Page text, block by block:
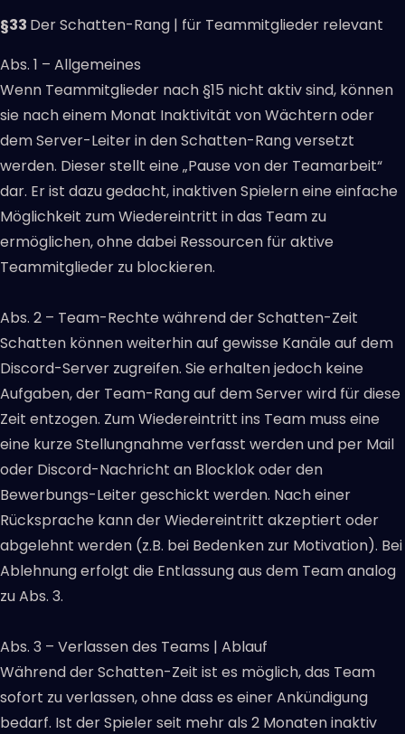
§33 Der Schatten-Rang | für Teammitglieder relevant
Abs. 1 – Allgemeines
Wenn Teammitglieder nach §15 nicht aktiv sind, können
sie nach einem Monat Inaktivität von Wächtern oder
dem Server-Leiter in den Schatten-Rang versetzt
werden. Dieser stellt eine „Pause von der Teamarbeit“
dar. Er ist dazu gedacht, inaktiven Spielern eine einfache
Möglichkeit zum Wiedereintritt in das Team zu
ermöglichen, ohne dabei Ressourcen für aktive
Teammitglieder zu blockieren.
Abs. 2 – Team-Rechte während der Schatten-Zeit
Schatten können weiterhin auf gewisse Kanäle auf dem
Discord-Server zugreifen. Sie erhalten jedoch keine
Aufgaben, der Team-Rang auf dem Server wird für diese
Zeit entzogen. Zum Wiedereintritt ins Team muss eine
eine kurze Stellungnahme verfasst werden und per Mail
oder Discord-Nachricht an Blocklok oder den
Bewerbungs-Leiter geschickt werden. Nach einer
Rücksprache kann der Wiedereintritt akzeptiert oder
abgelehnt werden (z.B. bei Bedenken zur Motivation). Bei
Ablehnung erfolgt die Entlassung aus dem Team analog
zu Abs. 3.
Abs. 3 – Verlassen des Teams | Ablauf
Während der Schatten-Zeit ist es möglich, das Team
sofort zu verlassen, ohne dass es einer Ankündigung
bedarf. Ist der Spieler seit mehr als 2 Monaten inaktiv